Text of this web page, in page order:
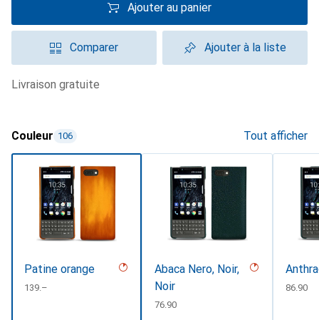
Ajouter au panier
Comparer Ajouter à la liste
livraison gratuite
Couleur 106 Tout afficher
Patine orange
CHF
139.–
Abaca Nero, Noir,
Noir
CHF
76.90
CHF
86.90